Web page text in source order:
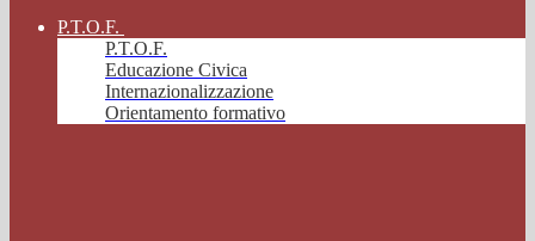
P.T.O.F.
P.T.O.F.
Educazione Civica
Internazionalizzazione
Orientamento formativo